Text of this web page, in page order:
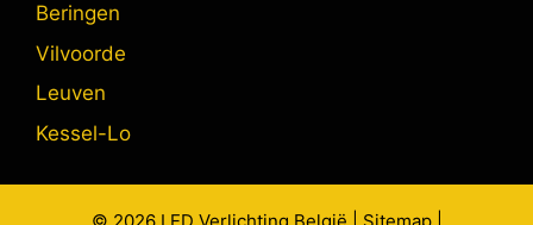
Beringen
Vilvoorde
Leuven
Kessel-Lo